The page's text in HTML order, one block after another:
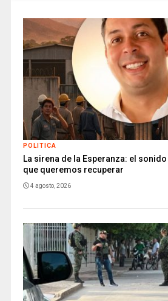
POLITICA
La sirena de la Esperanza: el
que queremos recuperar
4 agosto, 2026